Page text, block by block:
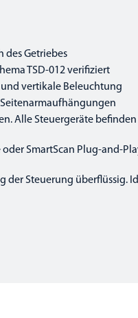
des Getriebes
TSD-012 verifiziert
vertikale Beleuchtung
Alle Steuergeräte befinden
SmartScan Plug-and-
der Steuerung überflüssig.